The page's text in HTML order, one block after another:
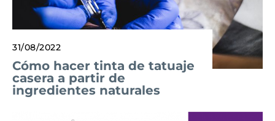
31/08/2022
Cómo hacer tinta de tatuaje
casera a partir de
ingredientes naturales